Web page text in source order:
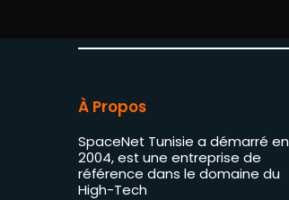
À Propos
SpaceNet Tunisie a démarré en
2004, est une entreprise de
référence dans le domaine du
High-Tech